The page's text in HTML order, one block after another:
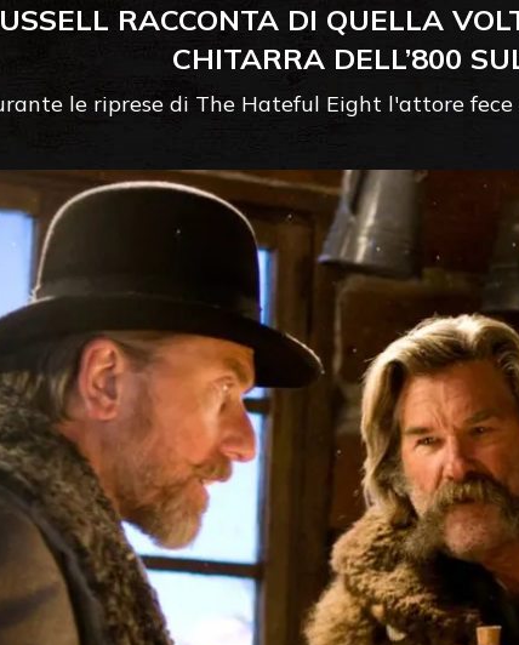
RACCONTA DI QUELLA
CHITARRA DELL’800
le riprese di The Hateful Eight l'attore